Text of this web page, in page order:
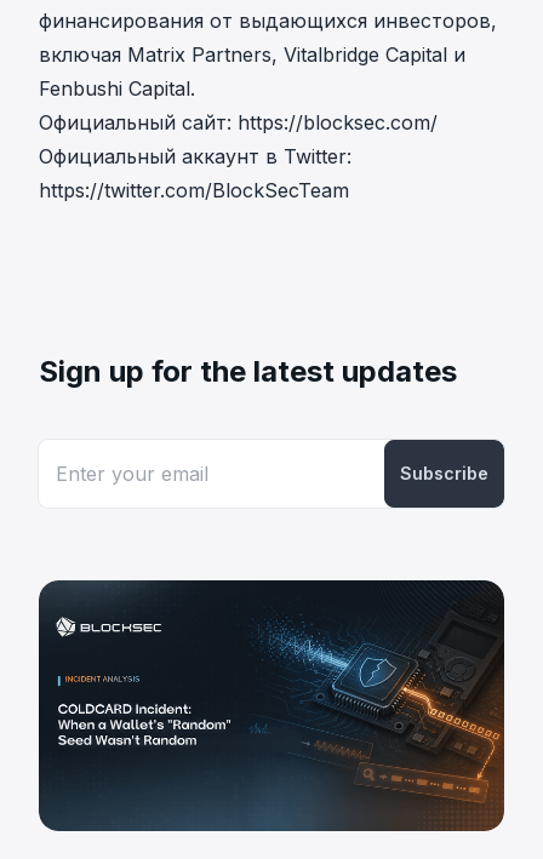
финансирования от выдающихся инвесторов,
включая Matrix Partners, Vitalbridge Capital и
Fenbushi Capital.
Официальный сайт: https://blocksec.com/
Официальный аккаунт в Twitter:
https://twitter.com/BlockSecTeam
Sign up for the latest updates
Subscribe